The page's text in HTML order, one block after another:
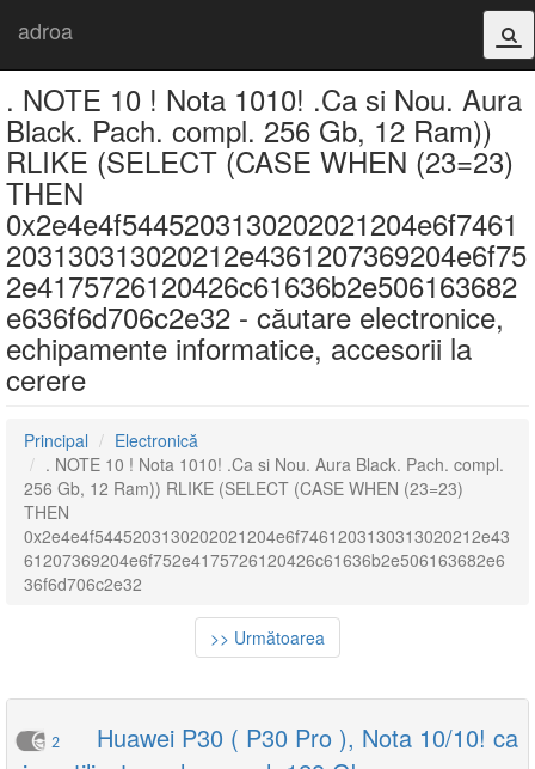
adroa
. NOTE 10 ! Nota 1010! .Ca si Nou. Aura
Black. Pach. compl. 256 Gb, 12 Ram))
RLIKE (SELECT (CASE WHEN (23=23)
THEN
0x2e4e4f5445203130202021204e6f7461
203130313020212e4361207369204e6f75
2e4175726120426c61636b2e506163682
e636f6d706c2e32 - căutare electronice,
echipamente informatice, accesorii la
cerere
Principal
Electronică
. NOTE 10 ! Nota 1010! .Ca si Nou. Aura Black. Pach. compl.
256 Gb, 12 Ram)) RLIKE (SELECT (CASE WHEN (23=23)
THEN
0x2e4e4f5445203130202021204e6f7461203130313020212e43
61207369204e6f752e4175726120426c61636b2e506163682e6
36f6d706c2e32
>> Următoarea
2
Huawei P30 ( P30 Pro ), Nota 10/10! ca